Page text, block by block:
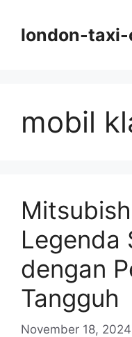
london-taxi-
mobil
Legenda
dengan
Tangguh
November 18, 2024